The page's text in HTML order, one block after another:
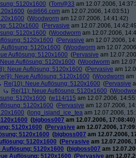
5120x1600 (Tom@33 am 12.07.2006,
(edi666.com am 12.07.2006, 14:03:51)
(Woodworm am 12.07.2006, 14:41:42)
5120x1600 (Pervasive am 12.07.2006,
5120x1600 (Woodworm am 12.07.2006,
5120x1600 (Pervasive am 12.07.2006,
Auflösung: 5120x1600 (Woodworm am
Auflösung: 5120x1600 (Pervasive am
Auflösung: 5120x1600 (Woodworm am
Neue Auflösung: 5120x1600 (Pervasive am
Neue Auflösung: 5120x1600 (Woodworm am
Re(10): Neue Auflösung: 5120x1600 (Pervasive
Re(11): Neue Auflösung: 5120x1600 (
5120x1600 (w114/115 am 12.07.2006,
5120x1600 (Pervasive am 12.07.2006,
( long_island_ice_tea am 12.07.2006,
(bigboss007 am 12.07.2006, 17:08:40)
5120x1600 (Pervasive am 12.07.2006,
5120x1600 (bigboss007 am 12.07.2006,
5120x1600 (Pervasive am 12.07.2006,
Auflösung: 5120x1600 (bigboss007 am
Auflösung: 5120x1600 (Pervasive am